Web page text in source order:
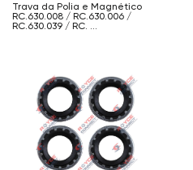
Trava da Polia e Magnético
RC.630.008 / RC.630.006 /
RC.630.039 / RC. ...